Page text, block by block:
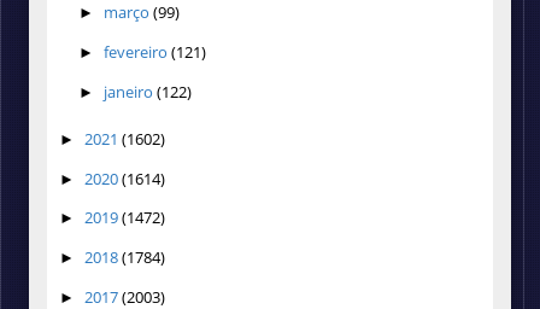
► março (99)
► fevereiro (121)
► janeiro (122)
► 2021 (1602)
► 2020(1614)
► 2019(1472)
► 2018(1784)
► 2017(2003)